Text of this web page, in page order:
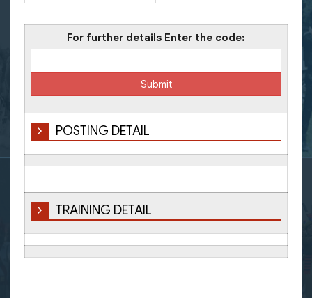
For further details Enter the code:
POSTING DETAIL
TRAINING DETAIL